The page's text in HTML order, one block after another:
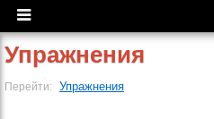
Упражнения
Перейти: Упражнения